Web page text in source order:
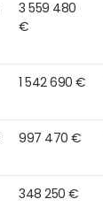
3 559 480
€
1 542 690 €
997 470 €
348 250 €